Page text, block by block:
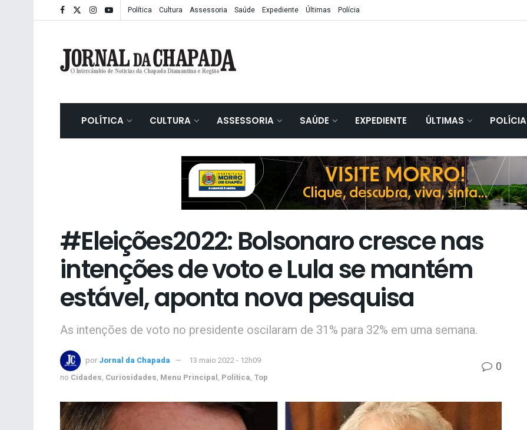
Política Cultura Assessoria Saúde Expediente Últimas Polícia
POLÍTICA CULTURA ASSESSORIA SAÚDE EXPEDIENTE ÚLTIMAS POLÍCIA
#Eleições2022: Bolsonaro cresce nas
intenções de voto e Lula se mantém
estável, aponta nova pesquisa
As intenções de voto no presidente oscilaram de 31% para 32% em uma semana.
por Jornal da Chapada
13 maio 2022 - 12h09
no Cidades, Curiosidades, Menu Principal, Política, Top
0